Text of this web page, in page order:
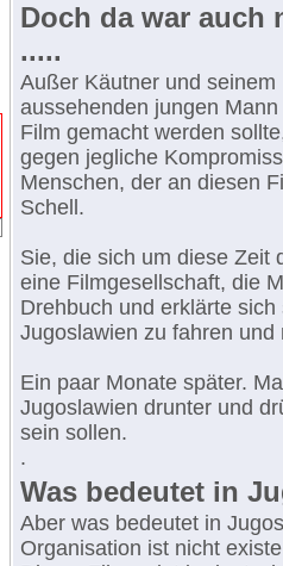
Doch da war auch
.....
Außer Käutner und
aussehenden jungen
Film gemacht werden
gegen jegliche
Menschen, der an diesen
Schell.
Sie, die sich um diese Zeit
eine Filmgesellschaft, die
Drehbuch und erklärte
Jugoslawien zu fahren und
Ein paar Monate später.
Jugoslawien drunter und
sein sollen.
.
Was bedeutet in
Aber was bedeutet in
Organisation ist nicht